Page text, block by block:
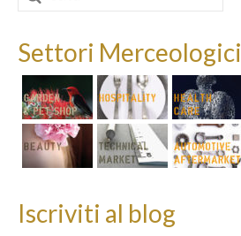
Settori Merceologici
Iscriviti al blog